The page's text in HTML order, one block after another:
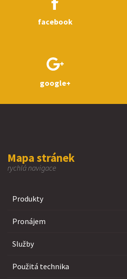
facebook
google+
Mapa stránek
rychlá navigace
Produkty
Pronájem
Služby
Použitá technika